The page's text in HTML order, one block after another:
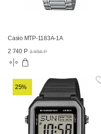
Casio MTP-1183A-1A
2 740 Р 3 654 Р
25%